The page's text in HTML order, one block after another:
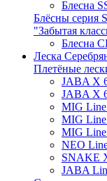
Блесна
Блёсны серия
"Забытая
Блесна
Леска
Плетёные
JABA X
JABA X
MIG
MIG
MIG
NEO
SNAKE
JABA